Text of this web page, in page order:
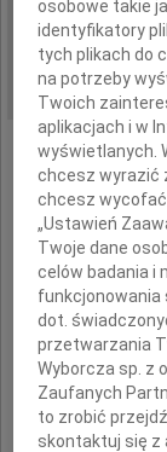
REGION:
DATA EMISJI:
osobowe takie
identyfikatory
tych plikach do
na potrzeby
Twoich
aplikacjach i w
wyświetlanych.
chcesz wyrazić
chcesz wycofać
„Ustawień
Twoje dane
celów badania i
funkcjonowania
dot.
przetwarzania
Wyborcza sp. z
Zaufanych
to zrobić
skontaktuj się z